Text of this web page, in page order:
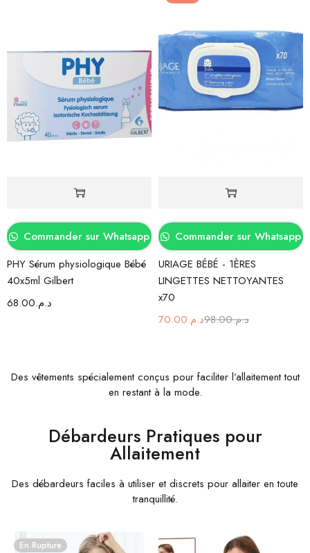
Commander sur Whatsapp
PHY Sérum physiologique Bébé
40x5ml Gilbert
د.م.68.00
Commander sur Whatsapp
URIAGE BÉBÉ - 1ÈRES
LINGETTES NETTOYANTES
x70
د.م.98.00د.م.70.00
Des vêtements spécialement conçus pour faciliter l’allaitement tout
en restant à la mode.
Débardeurs Pratiques pour
Allaitement
Des débardeurs faciles à utiliser et discrets pour allaiter en toute
tranquillité.
En Rupture